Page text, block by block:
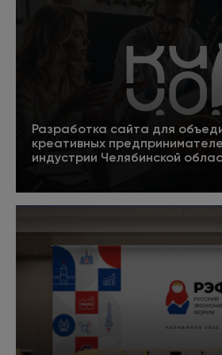
Внедряет рекомендации
исправляет верстку и
влияющие на индексацию
Руководит командой
проектах привлекает
специалистов - экспертов в
команды - создание
полезных текстов, заточенных
Разработка сайта для
креативных
индустрии Челябинской
Подробнее